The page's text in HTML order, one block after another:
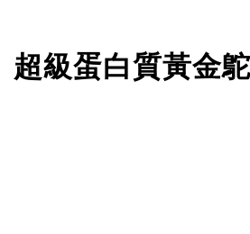
超級蛋白質黃金